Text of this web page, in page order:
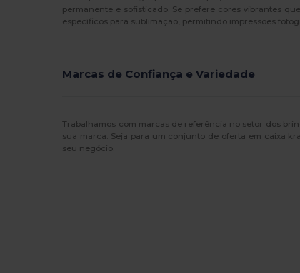
permanente e sofisticado. Se prefere cores vibrantes
específicos para sublimação, permitindo impressões
Marcas de Confiança e Variedade
Trabalhamos com marcas de referência no setor dos
sua marca. Seja para um conjunto de oferta em caixa
seu negócio.